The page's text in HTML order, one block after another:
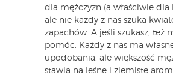
dla mężczyzn (a właściwie dla
ale nie każdy z nas szuka
zapachów. A jeśli szukasz, też
pomóc. Każdy z nas ma
upodobania, ale większość
stawia na leśne i ziemiste